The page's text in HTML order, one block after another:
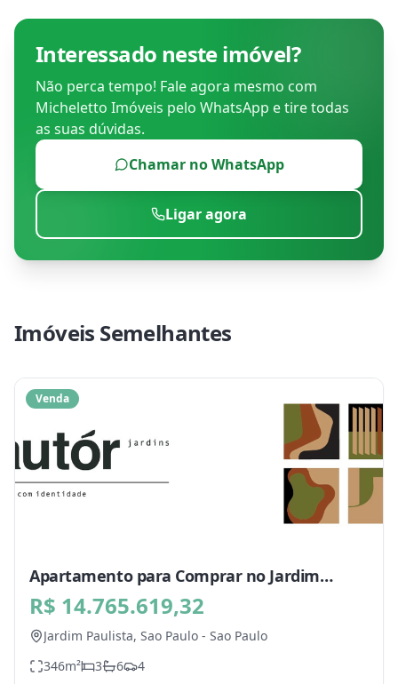
Interessado neste imóvel?
Não perca tempo! Fale agora mesmo com
Micheletto Imóveis pelo WhatsApp e tire todas
as suas dúvidas.
Chamar no WhatsApp
Ligar agora
Imóveis Semelhantes
Venda
Apartamento para Comprar no Jardim
Paulista, Sao Paulo - SP
R$ 14.765.619,32
Jardim Paulista, Sao Paulo - Sao Paulo
346m² 3 6 4